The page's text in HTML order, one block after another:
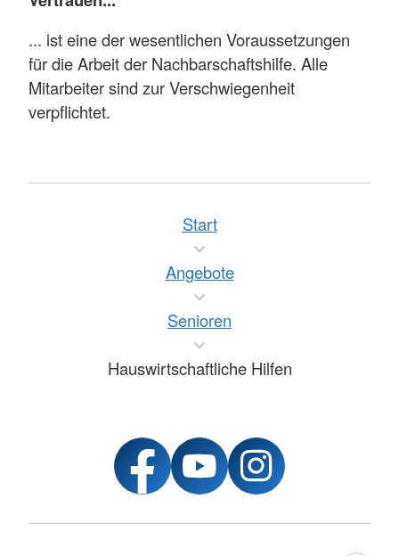
... ist eine der wesentlichen Voraussetzungen
für die Arbeit der Nachbarschaftshilfe. Alle
Mitarbeiter sind zur Verschwiegenheit
verpflichtet.
Start
Angebote
Senioren
Hauswirtschaftliche Hilfen